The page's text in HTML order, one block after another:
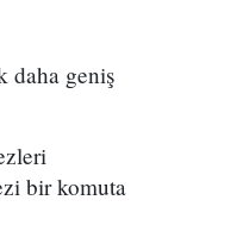
daha geniş
bir komuta